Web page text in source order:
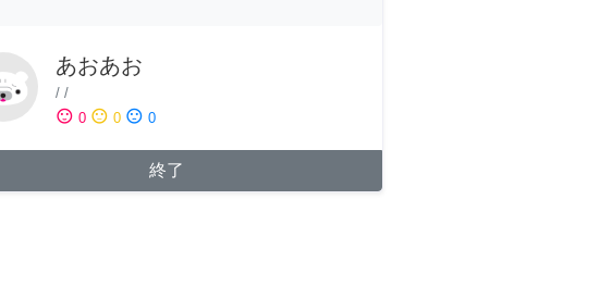
あおあお
/ /
sentiment_satisfied 0 sentiment_neutral 0 sentiment_dissatisfied 0
終了